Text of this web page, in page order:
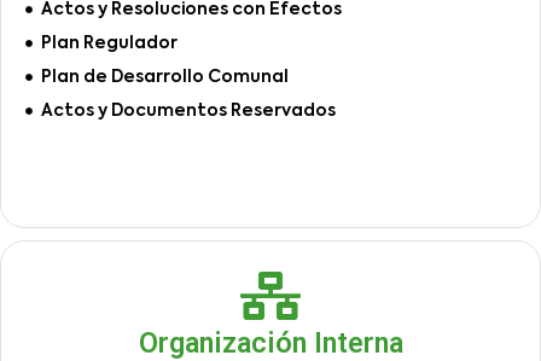
Actos y Resoluciones con Efectos
Plan Regulador
Plan de Desarrollo Comunal
Actos y Documentos Reservados
Organización Interna